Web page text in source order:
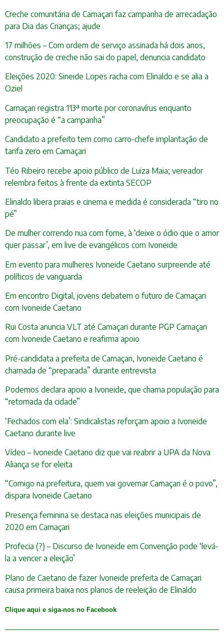
Creche comunitária de Camaçari faz campanha de arrecadação
para Dia das Crianças; ajude
17 milhões – Com ordem de serviço assinada há dois anos,
construção de creche não sai do papel, denuncia candidato
Eleições 2020: Sineide Lopes racha com Elinaldo e se alia a
Oziel
Camaçari registra 113ª morte por coronavírus enquanto
preocupação é “a campanha”
Candidato a prefeito tem como carro-chefe implantação de
tarifa zero em Camaçari
Téo Ribeiro recebe apoio público de Luiza Maia; vereador
relembra feitos à frente da extinta SECOP
Elinaldo libera praias e cinema e medida é considerada “tiro no
pé”
De mulher correndo nua com fome, à ‘deixe o ódio que o amor
quer passar’, em live de evangélicos com Ivoneide
Em evento para mulheres Ivoneide Caetano surpreende até
políticos de vanguarda
Em encontro Digital, jovens debatem o futuro de Camaçari
com Ivoneide Caetano
Rui Costa anuncia VLT até Camaçari durante PGP Camaçari
com Ivoneide Caetano e reafirma apoio
Pré-candidata a prefeita de Camaçari, Ivoneide Caetano é
chamada de “preparada” durante entrevista
Podemos declara apoio a Ivoneide, que chama população para
“retomada da cidade”
‘Fechados com ela’: Sindicalistas reforçam apoio a Ivoneide
Caetano durante live
Vídeo – Ivoneide Caetano diz que vai reabrir a UPA da Nova
Aliança se for eleita
“Comigo na prefeitura, quem vai governar Camaçari é o povo”,
dispara Ivoneide Caetano
Presença feminina se destaca nas eleições municipais de
2020 em Camaçari
Profecia (?) – Discurso de Ivoneide em Convenção pode ‘levá-
la a vencer a eleição’
Plano de Caetano de fazer Ivoneide prefeita de Camaçari
causa primeira baixa nos planos de reeleição de Elinaldo
Clique aqui e siga-nos no Facebook